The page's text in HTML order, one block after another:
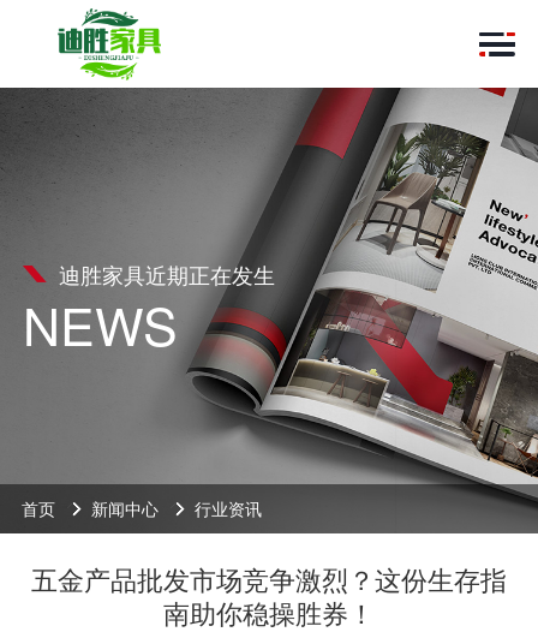
迪胜家具近期正在发生
NEWS
首页 新闻中心 行业资讯
五金产品批发市场竞争激烈？这份生存指
南助你稳操胜券！